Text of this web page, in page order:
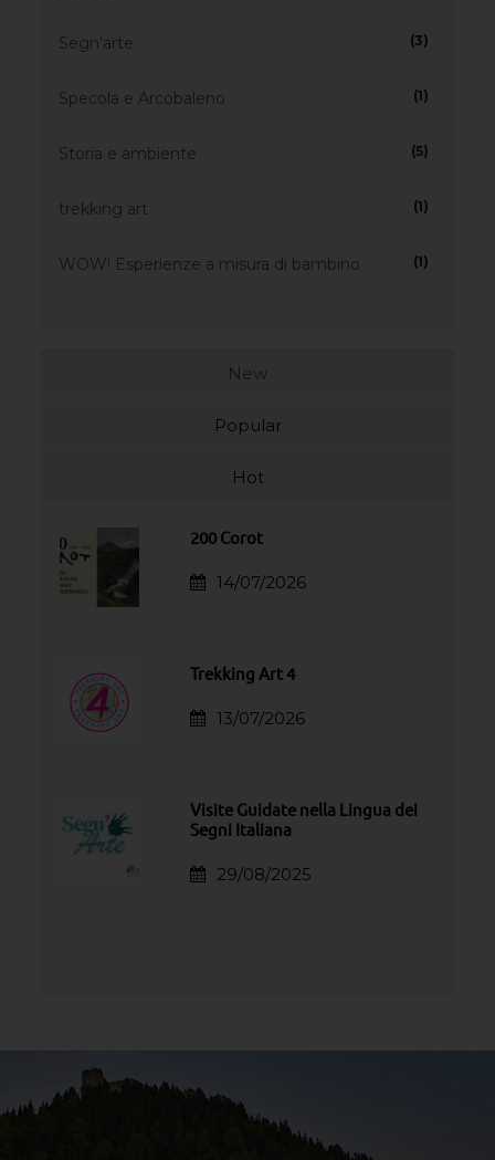
Segn'arte (3)
Specola e Arcobaleno (1)
Storia e ambiente (5)
trekking art (1)
WOW! Esperienze a misura di bambino (1)
New
Popular
Hot
200 Corot
14/07/2026
Trekking Art 4
13/07/2026
Visite Guidate nella Lingua dei
Segni Italiana
29/08/2025